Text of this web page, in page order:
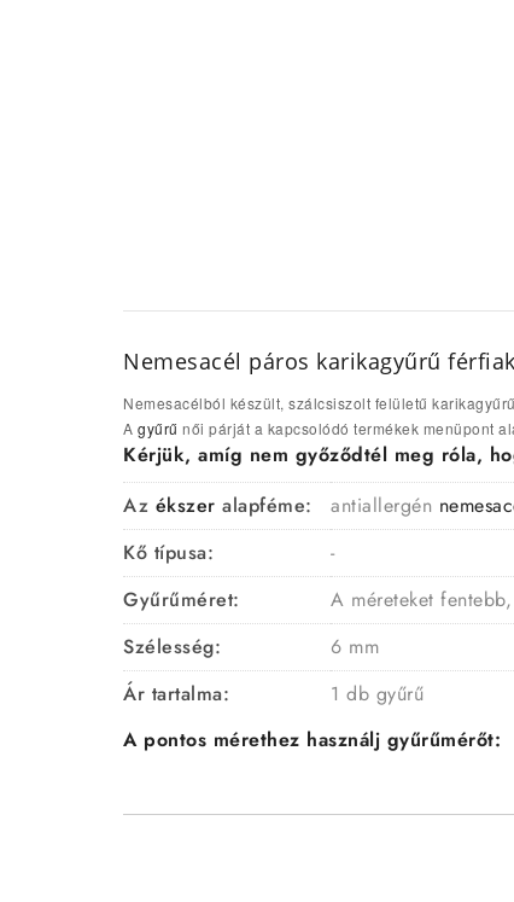
Nemesacél páros karikagyűrű
Nemesacélból készült, szálcsiszolt felületű
A gyűrű női párját a kapcsolódó termékek menüpont
Kérjük, amíg nem győződtél meg róla,
Az ékszer alapféme: antiallergén
Kő típusa:
-
Gyűrűméret:
A méreteket
Szélesség:
6 mm
Ár tartalma:
1 db gyűrű
A pontos mérethez használj gyűrűmérőt: